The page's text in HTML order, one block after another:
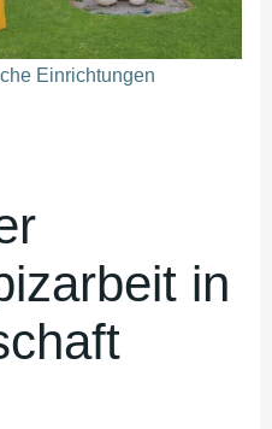
Einrichtungen
in